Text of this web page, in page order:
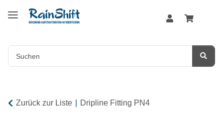
Zurück zur Liste Dripline Fitting PN4